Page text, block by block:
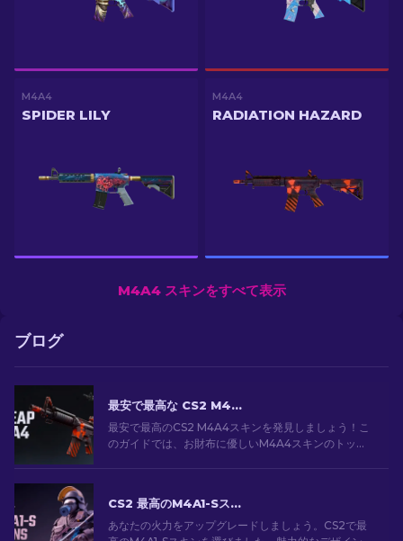
M4A4
SPIDER LILY
M4A4
RADIATION HAZARD
M4A4 スキンをすべて表示
ブログ
最安で最高な CS2 M4A4 スキン [2026]
最安で最高のCS2 M4A4スキンを発見しましょう！こ
のガイドでは、お財布に優しいM4A4スキンのトップ
CS2 最高のM4A1-Sスキン [2026]
あなたの火力をアップグレードしましょう。CS2で最